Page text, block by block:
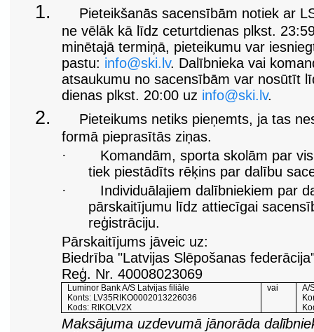
1.
Pieteikšanās sacensībām notiek ar
ne vēlāk kā līdz ceturtdienas plkst.
minētajā termiņā, pieteikumu var
pastu: info@ski.lv. Dalībnieka vai
atsaukumu no sacensībām var nosūtīt
dienas plkst. 20:00 uz info@ski.lv.
2.
Pieteikums netiks pieņemts, ja tas
formā pieprasītās ziņas.
·
Komandām, sporta skolām par
tiek piestādīts rēķins par dalību
·
Individuālajiem dalībniekiem par
pārskaitījumu līdz attiecīgai
reģistrāciju.
Pārskaitījums jāveic uz:
Biedrība "Latvijas Slēpošanas
Reģ. Nr. 40008023069
Luminor Bank A/S Latvijas filiāle
Konts: LV35RIKO0002013226036
Kods: RIKOLV2X
vai
A/
Maksājuma uzdevumā jānorāda